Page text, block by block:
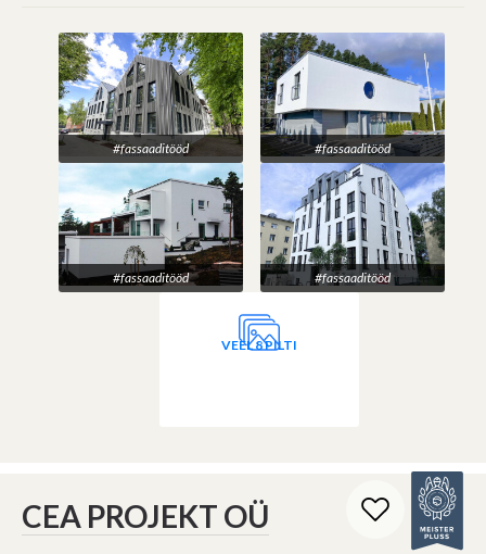
#fassaaditööd #fassaaditööd
#fassaaditööd #fassaaditööd
VEEL 8 PILTI
CEA PROJEKT OÜ